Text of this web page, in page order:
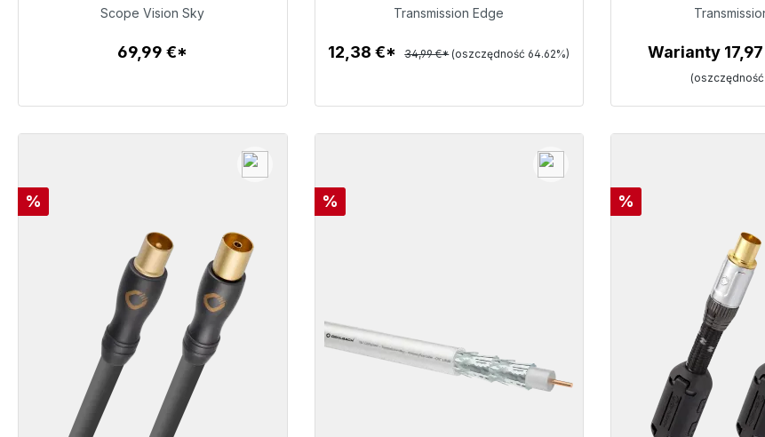
69,99 €
Szczegóły
Scope Vision Sky
69,99 €*
12,38 €
Szczegóły
Transmission Edge
12,38 €* 34,99 €* (oszczędność 64.62%) Warianty
(oszczędność
Rabat
% Rabat
% Rabat
%